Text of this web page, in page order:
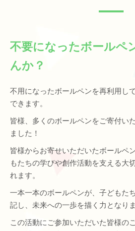
不要になったボールペ
んか？
不用になったボールペンを再利用し
できます。
皆様、多くのボールペンをご寄付い
ました！
皆様からお寄せいただいたボールペ
もたちの学びや創作活動を支える大
れます。
一本一本のボールペンが、子どもた
記し、未来への一歩を描く力となりま
この活動にご参加いただいた皆様の